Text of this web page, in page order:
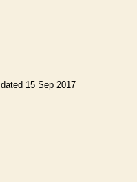
dated 15 Sep 2017